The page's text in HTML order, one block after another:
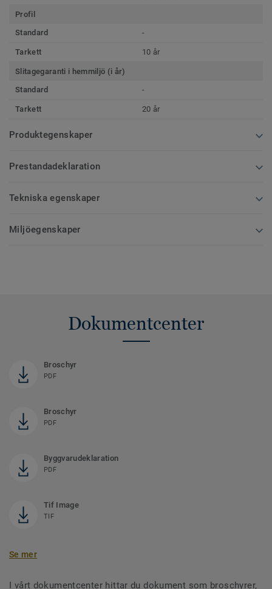
Profil
Standard
-
Tarkett 10 år
Slitagegaranti i hemmiljö (i år)
Standard
-
Tarkett 20 år
Produktegenskaper
Prestandadeklaration
Tekniska egenskaper
Miljöegenskaper
Dokumentcenter
Broschyr
PDF
Broschyr
PDF
Byggvarudeklaration
PDF
Tif Image
TIF
Se mer
I vårt dokumentcenter hittar du dokument som broschyrer,